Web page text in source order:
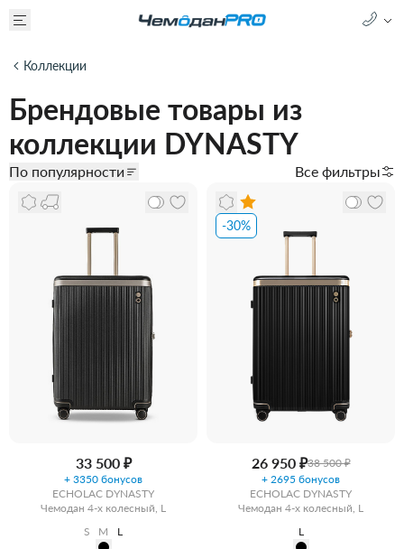
Коллекции
Брендовые товары из
коллекции DYNASTY
По популярности Все фильтры
33 500 ₽
+ 3350 бонусов
ECHOLAC DYNASTY
Чемодан 4-х колесный, L
S
M L
-30%
26 950 ₽38 500 ₽
+ 2695 бонусов
ECHOLAC DYNASTY
Чемодан 4-х колесный, L
L